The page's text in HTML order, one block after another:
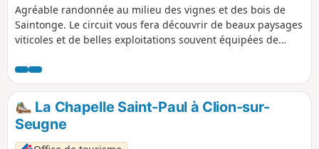
Agréable randonnée au milieu des vignes et des bois de
Saintonge. Le circuit vous fera découvrir de beaux paysages
viticoles et de belles exploitations souvent équipées de
Cognac.
La Chapelle Saint-Paul à Clion-sur-
Seugne